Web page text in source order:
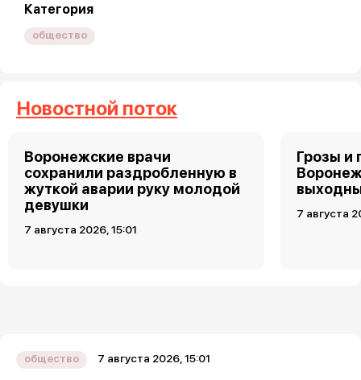
Категория
общество
Новостной поток
Воронежские врачи
сохранили раздробленную в
жуткой аварии руку молодой
девушки
7 августа 2026, 15:01
Грозы и
7 августа
общество 7 августа 2026, 15:01